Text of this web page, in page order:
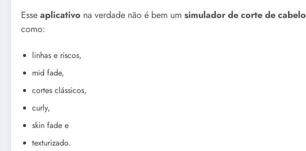
Esseaplicativo na verdade não é bem um simulador de corte de cabelo
como:
linhas e riscos,
mid fade,
cortes clássicos,
curly,
skin fade e
texturizado.